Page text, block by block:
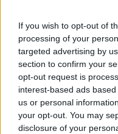
If you wish to opt-out of
processing of your
targeted advertising by
section to confirm your
opt-out request is
interest-based ads
us or personal
your opt-out. You may
disclosure of your
Daniel Vondrouš:
při zemi
29.5.2002
Z patnácti konkrétních
které politickým stranám
nejvíc splnit zavázala
strany byl tento test
Ing. Jiří Trhlík: